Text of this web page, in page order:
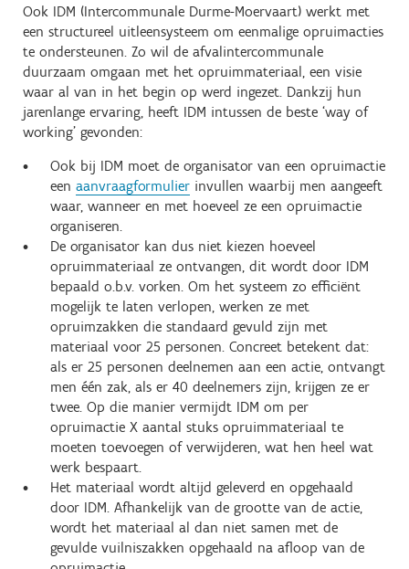
Ook IDM (Intercommunale Durme-Moervaart) werkt met
een structureel uitleensysteem om eenmalige opruimacties
te ondersteunen. Zo wil de afvalintercommunale
duurzaam omgaan met het opruimmateriaal, een visie
waar al van in het begin op werd ingezet. Dankzij hun
jarenlange ervaring, heeft IDM intussen de beste ‘way of
working’ gevonden:
Ook bij IDM moet de organisator van een opruimactie
een aanvraagformulier invullen waarbij men aangeeft
waar, wanneer en met hoeveel ze een opruimactie
organiseren.
De organisator kan dus niet kiezen hoeveel
opruimmateriaal ze ontvangen, dit wordt door IDM
bepaald o.b.v. vorken. Om het systeem zo efficiënt
mogelijk te laten verlopen, werken ze met
opruimzakken die standaard gevuld zijn met
materiaal voor 25 personen. Concreet betekent dat:
als er 25 personen deelnemen aan een actie, ontvangt
men één zak, als er 40 deelnemers zijn, krijgen ze er
twee. Op die manier vermijdt IDM om per
opruimactie X aantal stuks opruimmateriaal te
moeten toevoegen of verwijderen, wat hen heel wat
werk bespaart.
Het materiaal wordt altijd geleverd en opgehaald
door IDM. Afhankelijk van de grootte van de actie,
wordt het materiaal al dan niet samen met de
gevulde vuilniszakken opgehaald na afloop van de